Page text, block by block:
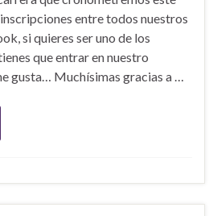
entre todos nuestros
si quieres ser uno de los
que entrar en nuestro
gusta… Muchísimas gracias a …